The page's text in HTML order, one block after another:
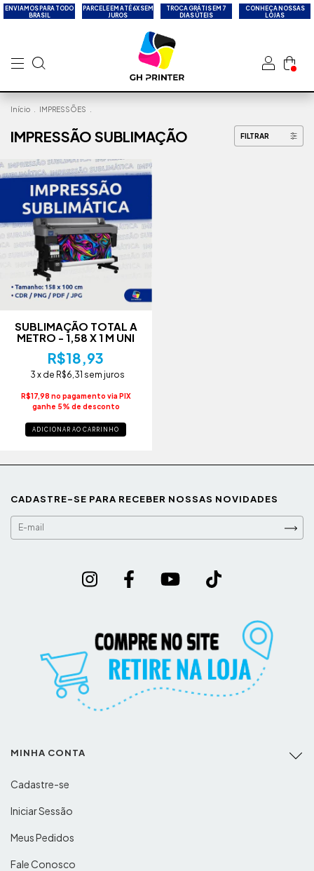
ENVIAMOS PARA TODO
BRASIL
PARCELE EM ATÉ 6X SEM
JUROS
TROCA GRÁTIS EM 7
DIAS ÚTEIS
CONHEÇA NOSSAS
LOJAS
Início IMPRESSÕES
IMPRESSÃO SUBLIMAÇÃO FILTRAR
SUBLIMAÇÃO TOTAL A
METRO - 1,58 X 1 M UNI
R$18,93
3 x de R$6,31 sem juros
R$17,98 no pagamento via PIX
ganhe 5% de desconto
CADASTRE-SE PARA RECEBER NOSSAS NOVIDADES
MINHA CONTA
Cadastre-se
Iniciar Sessão
Meus Pedidos
Fale Conosco